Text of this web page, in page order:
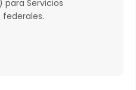
para Servicios